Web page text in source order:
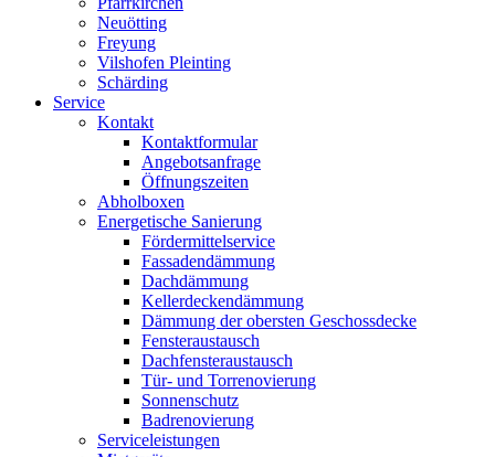
Neuötting
Freyung
Vilshofen Pleinting
Schärding
Service
Kontakt
Kontaktformular
Angebotsanfrage
Öffnungszeiten
Abholboxen
Energetische Sanierung
Fördermittelservice
Fassadendämmung
Dachdämmung
Kellerdeckendämmung
Dämmung der obersten Geschossdecke
Fensteraustausch
Dachfensteraustausch
Tür- und Torrenovierung
Sonnenschutz
Badrenovierung
Serviceleistungen